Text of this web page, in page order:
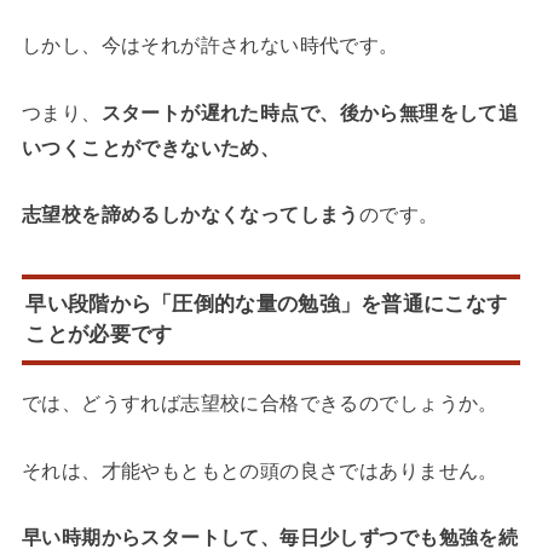
しかし、今はそれが許されない時代です。
つまり、
スタートが遅れた時点で、後から無理をして追
いつくことができないため、
志望校を諦めるしかなくなってしまう のです。
早い段階から「圧倒的な量の勉強」を普通にこなす
ことが必要です
では、どうすれば志望校に合格できるのでしょうか。
それは、才能やもともとの頭の良さではありません。
早い時期からスタートして、毎日少しずつでも勉強を続